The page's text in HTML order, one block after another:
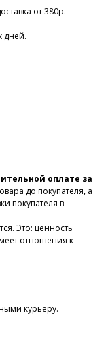
от 380р.
дней.
оплате за
до покупателя, а
покупателя в
Это: ценность
отношения к
курьеру.